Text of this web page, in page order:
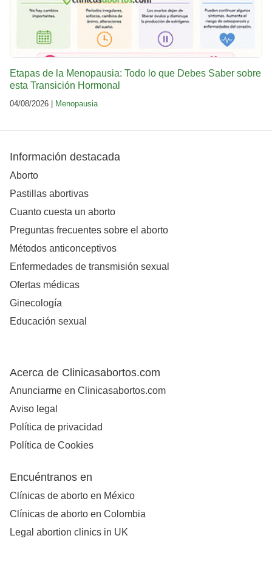
Etapas de la Menopausia: Todo lo que Debes Saber sobre
esta Transición Hormonal
04/08/2026 | Menopausia
Información destacada
Aborto
Pastillas abortivas
Cuanto cuesta un aborto
Preguntas frecuentes sobre el aborto
Métodos anticonceptivos
Enfermedades de transmisión sexual
Ofertas médicas
Ginecología
Educación sexual
Acerca de Clinicasabortos.com
Anunciarme en Clinicasabortos.com
Aviso legal
Política de privacidad
Política de Cookies
Encuéntranos en
Clínicas de aborto en México
Clínicas de aborto en Colombia
Legal abortion clinics in UK